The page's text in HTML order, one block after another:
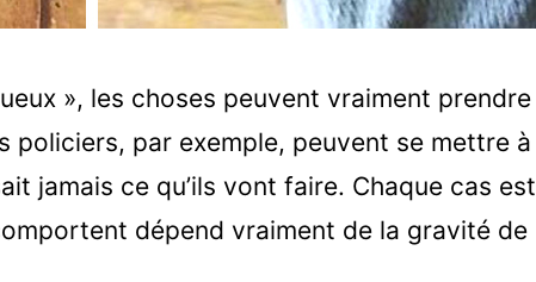
», les choses peuvent vraiment prendre
policiers, par exemple, peuvent se mettre à
jamais ce qu’ils vont faire. Chaque cas est
dépend vraiment de la gravité de